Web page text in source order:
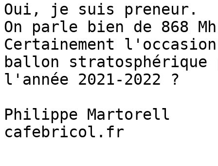
Oui, je suis preneur.
On parle bien de 868
Certainement
ballon stratosphérique
l'année 2021-2022 ?
Philippe Martorell
cafebricol.fr